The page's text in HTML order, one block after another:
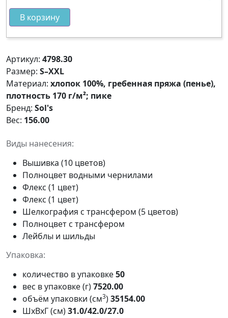
В корзину
Артикул: 4798.30
Размер: S–XXL
Материал: хлопок 100%, гребенная пряжа (пенье),
плотность 170 г/м²; пике
Бренд: Sol's
Вес: 156.00
Виды нанесения:
Вышивка (10 цветов)
Полноцвет водными чернилами
Флекс (1 цвет)
Флекс (1 цвет)
Шелкография с трансфером (5 цветов)
Полноцвет с трансфером
Лейблы и шильды
Упаковка:
количество в упаковке50
вес в упаковке (г)7520.00
объём упаковки (см3)35154.00
ШxВxГ (см)31.0/42.0/27.0